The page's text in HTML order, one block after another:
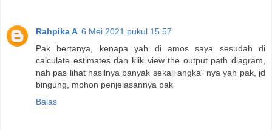
Rahpika A 6 Mei 2021 pukul 15.57
Pak bertanya, kenapa yah di amos saya sesudah di
calculate estimates dan klik view the output path diagram,
nah pas lihat hasilnya banyak sekali angka" nya yah pak, jd
bingung, mohon penjelasannya pak
Balas